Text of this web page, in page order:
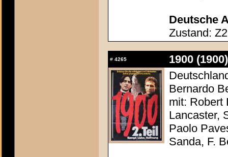
Deutsche
Zustand: Z2
# 4265
1900 (1900)
Bernardo
mit: Robert
Lancaster,
Paolo
Sanda, F.